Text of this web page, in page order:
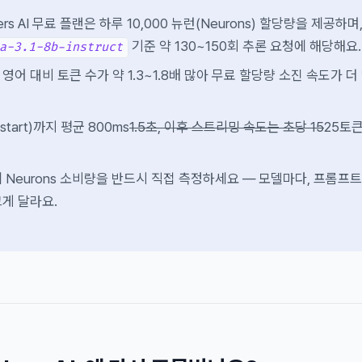
AI 무료 플랜은 하루 10,000 뉴런(Neurons) 할당량을 제공하며,
3.1-8b-instruct
기준 약 130~150회 추론 요청에 해당해요.
어 대비 토큰 수가 약 1.3~1.8배 많아 무료 할당량 소진 속도가 더
까지 평균 800ms1.5초, 이후 스트리밍 속도는 초당 1525토
Neurons 소비량을 반드시 직접 측정하세요 — 모델마다, 프롬프
달라요.